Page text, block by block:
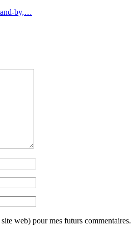
by,…
web) pour mes futurs commentaires.